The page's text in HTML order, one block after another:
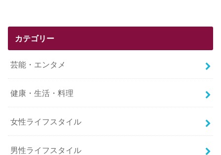
カテゴリー
芸能・エンタメ
健康・生活・料理
女性ライフスタイル
男性ライフスタイル